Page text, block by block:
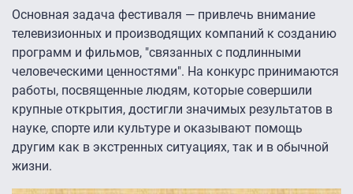
Основная задача фестиваля — привлечь внимание
телевизионных и производящих компаний к созданию
программ и фильмов, "связанных с подлинными
человеческими ценностями". На конкурс принимаются
работы, посвященные людям, которые совершили
крупные открытия, достигли значимых результатов в
науке, спорте или культуре и оказывают помощь
другим как в экстренных ситуациях, так и в обычной
жизни.